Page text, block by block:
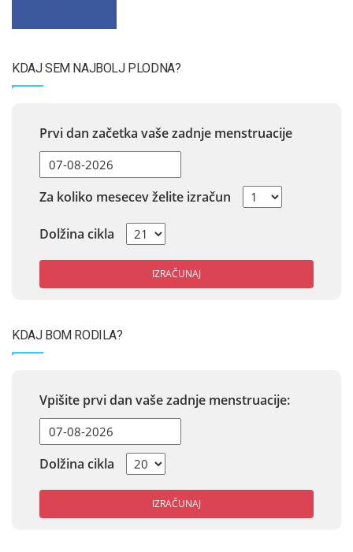
KDAJ SEM NAJBOLJ PLODNA?
Prvi dan začetka vaše zadnje menstruacije
Za koliko mesecev želite izračun
Dolžina cikla
IZRAČUNAJ
KDAJ BOM RODILA?
Vpišite prvi dan vaše zadnje menstruacije:
Dolžina cikla
IZRAČUNAJ